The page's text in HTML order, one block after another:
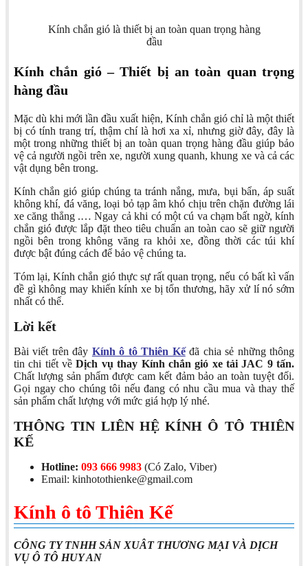
Kính chắn gió là thiết bị an toàn quan trọng hàng
đầu
Kính chắn gió – Thiết bị an toàn quan trọng
hàng đầu
Mặc dù khi mới lần đầu xuất hiện, Kính chắn gió chỉ là một thiết
bị có tính trang trí, thậm chí là hơi xa xỉ, nhưng giờ đây, đây là
một trong những thiết bị an toàn quan trọng hàng đầu giúp bảo
vệ cả người ngồi trên xe, người xung quanh, khung xe và cả các
vật dụng bên trong.
Kính chắn gió giúp chúng ta tránh nắng, mưa, bụi bẩn, áp suất
không khí, đá văng, loại bỏ tạp âm khó chịu trên chặn đường lái
xe căng thẳng .… Ngay cả khi có một cú va chạm bất ngờ, kính
chắn gió được lắp đặt theo tiêu chuẩn an toàn cao sẽ giữ người
ngồi bên trong không văng ra khỏi xe, đồng thời các túi khí
được bật đúng cách để bảo vệ chúng ta.
Tóm lại, Kính chắn gió thực sự rất quan trọng, nếu có bất kì vấn
đề gì không may khiến kính xe bị tổn thương, hãy xử lí nó sớm
nhất có thể.
Lời kết
Bài viết trên đây Kính ô tô Thiên Kếđã chia sẻ những thông
tin chi tiết vềDịch vụ thay Kính chắn gió xe tải JAC 9 tấn.
Chất lượng sản phẩm được cam kết đảm bảo an toàn tuyệt đối.
Gọi ngay cho chúng tôi nếu đang có nhu cầu mua và thay thế
sản phẩm chất lượng với mức giá hợp lý nhé.
THÔNG TIN LIÊN HỆ KÍNH Ô TÔ THIÊN
KẾ
Hotline: 093 666 9983 (Có Zalo, Viber)
Email: kinhotothienke@gmail.com
Kính ô tô Thiên Kế
CÔNG TY TNHH SẢN XUÂT THƯƠNG MẠI VÀ DỊCH
VỤ Ô TÔ HUY AN